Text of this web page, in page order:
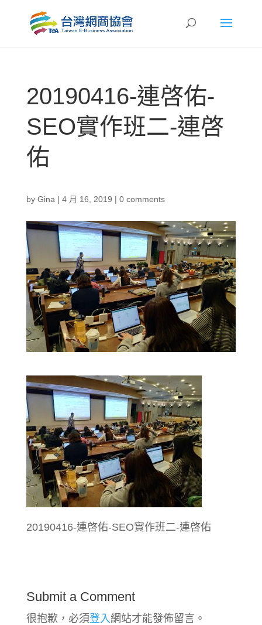
20190416-連啓佑-
SEO實作班二-連啓
佑
by Gina | 4 月 16, 2019 | 0 comments
20190416-連啓佑-SEO實作班二-連啓佑
Submit a Comment
很抱歉，必須登入 網站才能發佈留言。